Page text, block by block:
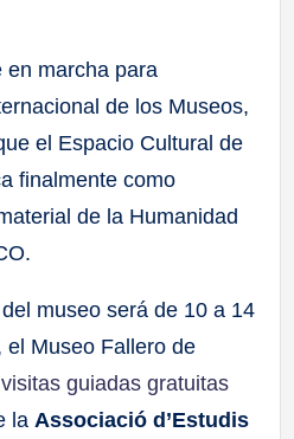
en marcha para
de los Museos,
el Espacio Cultural de
finalmente como
de la Humanidad
museo será de 10 a 14
el Museo Fallero de
visitas guiadas gratuitas
la Associació d’Estudis